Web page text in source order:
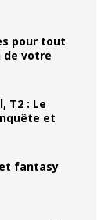
pour tout
de votre
T2 : Le
et
fantasy